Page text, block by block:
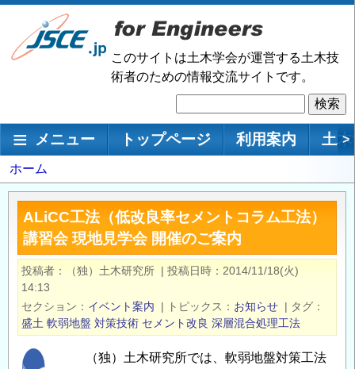
メ
ン
移
このサイトは土木学会が運営する土木技
術者のための情報交流サイトです。
索
メインナビゲーション
メニュー トップページ 利用案内 土 >
パ
ン
ず
ホーム
ALiCC工法（低改良率セメントコラム工法）
講習会 現地見学会 開催のご案内
投稿者 （独）土木研究所 | 投稿日時
2014/11/18(火)
14:13
セクション
イベント案内 | トピックス お知らせ | タグ
盛土 軟弱地盤 対策技術 セメント改良 深層混合処理工法
（独）土木研究所では、軟弱地盤対策工法